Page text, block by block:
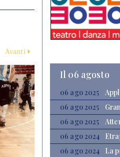
Avanti
Il 06 agosto
06 ago 2025
06 ago 2025
06 ago 2025
06 ago 2024
06 ago 2024
La